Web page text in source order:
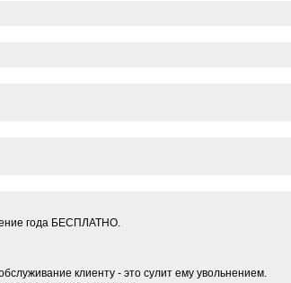
года БЕСПЛАТНО.
клиенту - это сулит ему увольнением.